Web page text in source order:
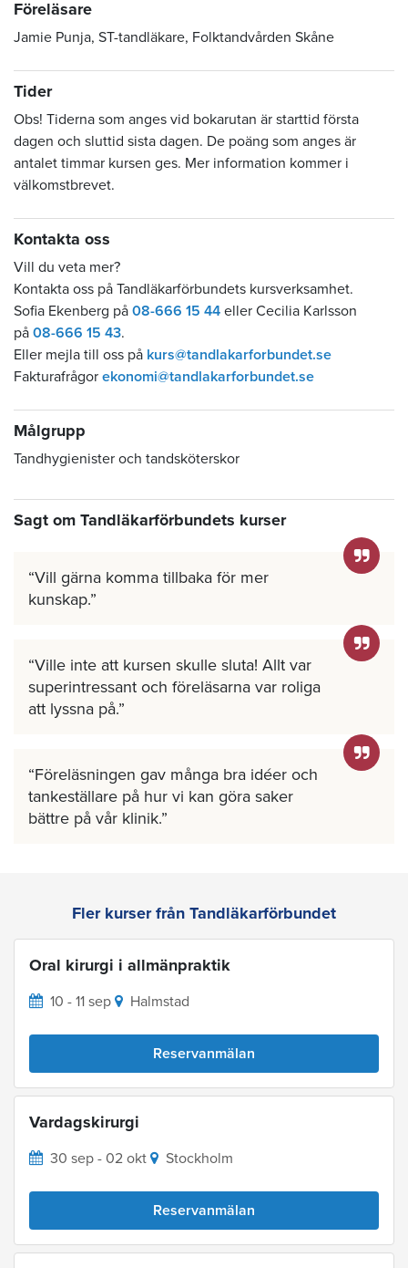
Föreläsare
Jamie Punja, ST-tandläkare, Folktandvården Skåne
Tider
Obs! Tiderna som anges vid bokarutan är starttid första
dagen och sluttid sista dagen. De poäng som anges är
antalet timmar kursen ges. Mer information kommer i
välkomstbrevet.
Kontakta oss
Vill du veta mer?
Kontakta oss på Tandläkarförbundets kursverksamhet.
Sofia Ekenberg på 08-666 15 44 eller Cecilia Karlsson
på 08-666 15 43.
Eller mejla till oss på kurs@tandlakarforbundet.se
Fakturafrågor ekonomi@tandlakarforbundet.se
Målgrupp
Tandhygienister och tandsköterskor
Sagt om Tandläkarförbundets kurser
Vill gärna komma tillbaka för mer
kunskap.
Ville inte att kursen skulle sluta! Allt var
superintressant och föreläsarna var roliga
att lyssna på.
Föreläsningen gav många bra idéer och
tankeställare på hur vi kan göra saker
bättre på vår klinik.
Fler kurser från Tandläkarförbundet
Oral kirurgi i allmänpraktik
10 - 11 sep Halmstad
Reservanmälan
Vardagskirurgi
30 sep - 02 okt Stockholm
Reservanmälan